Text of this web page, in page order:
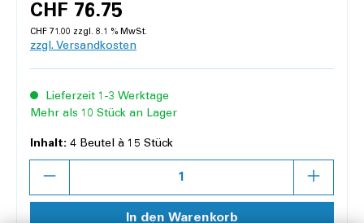
CHF 76.75
CHF 71.00 zzgl. 8.1 % MwSt.
zzgl. Versandkosten
Lieferzeit 1-3 Werktage
Mehr als 10 Stück an Lager
Inhalt: 4 Beutel à 15 Stück
In den Warenkorb